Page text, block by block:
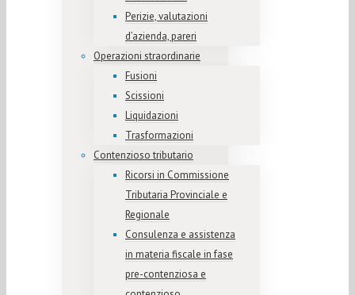
Perizie, valutazioni
d’azienda, pareri
Operazioni straordinarie
Fusioni
Scissioni
Liquidazioni
Trasformazioni
Contenzioso tributario
Ricorsi in Commissione
Tributaria Provinciale e
Regionale
Consulenza e assistenza
in materia fiscale in fase
pre-contenziosa e